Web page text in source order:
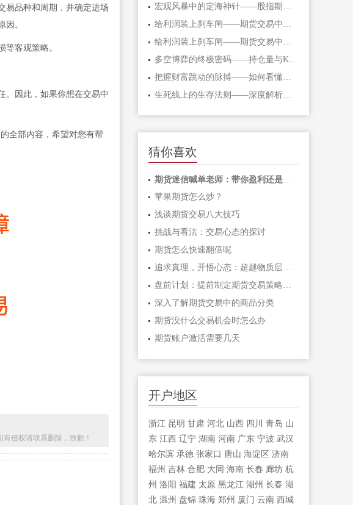
易品种和周期，并确定进场
。
客观策略。
因此，如果你想在交易中
全部内容，希望对您有帮
侵权请联系删除，致歉！
宏观风暴中的定海神针——股指期货的对
给利润装上刹车闸——期货交易中不可逾
把握财富跳动的脉搏——如何看懂期货主
生死线上的生存法则——深度解析期货爆
猜你喜欢
期货迷信喊单老师：带你盈利还是带你亏
苹果期货怎么炒？
浅谈期货交易八大技巧
挑战与看法：交易心态的探讨
期货怎么快速翻倍呢
追求真理，开悟心态：超越物质层级的快
盘前计划：提前制定期货交易策略，赢在
深入了解期货交易中的商品分类
期货没什么交易机会时怎么办
期货账户激活需要几天
开户地区
浙江 昆明 甘肃 河北 山西 四川 青岛 山
东 江西 辽宁 湖南 河南 广东 宁波 武汉
哈尔滨 承德 张家口 唐山 海淀区 济南
福州 吉林 合肥 大同 海南 长春 廊坊 杭
州 洛阳 福建 太原 黑龙江 湖州 长春 湖
北 温州 盘锦 珠海 郑州 厦门 云南 西城